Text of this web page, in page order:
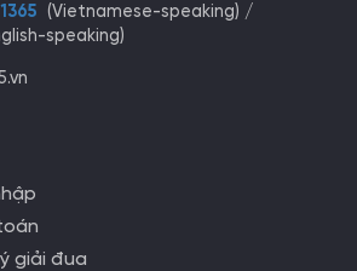
(Vietnamese-speaking) /
speaking)
giải đua